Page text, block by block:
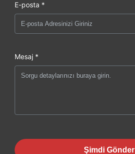
E-posta *
Mesaj *
Şimdi Gönder